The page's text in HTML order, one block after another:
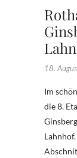
18.
Im
die 8.